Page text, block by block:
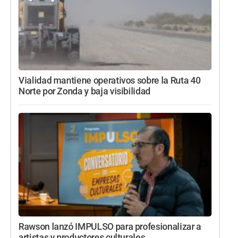
Vialidad mantiene operativos sobre la Ruta 40
Norte por Zonda y baja visibilidad
Rawson lanzó IMPULSO para profesionalizar a